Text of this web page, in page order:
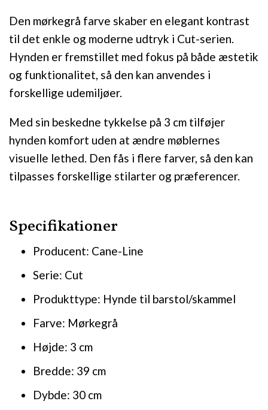
Den mørkegrå farve skaber en elegant kontrast
til det enkle og moderne udtryk i Cut-serien.
Hynden er fremstillet med fokus på både æstetik
og funktionalitet, så den kan anvendes i
forskellige udemiljøer.
Med sin beskedne tykkelse på 3 cm tilføjer
hynden komfort uden at ændre møblernes
visuelle lethed. Den fås i flere farver, så den kan
tilpasses forskellige stilarter og præferencer.
Specifikationer
Producent: Cane-Line
Serie: Cut
Produkttype: Hynde til barstol/skammel
Farve: Mørkegrå
Højde: 3 cm
Bredde: 39 cm
Dybde: 30 cm